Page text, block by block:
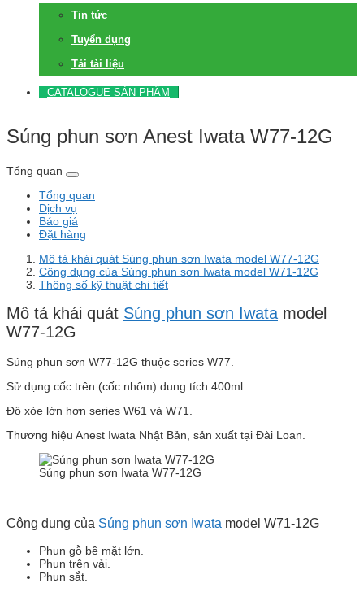
Tin tức
Tuyển dụng
Tải tài liệu
CATALOGUE SẢN PHẨM
Súng phun sơn Anest Iwata W77-12G
Tổng quan
Tổng quan
Dịch vụ
Báo giá
Đặt hàng
Mô tả khái quát Súng phun sơn Iwata model W77-12G
Công dụng của Súng phun sơn Iwata model W71-12G
Thông số kỹ thuật chi tiết
Mô tả khái quát Súng phun sơn Iwatamodel
W77-12G
Súng phun sơn W77-12G thuộc series W77.
Sử dụng cốc trên (cốc nhôm) dung tích 400ml.
Độ xòe lớn hơn series W61 và W71.
Thương hiệu Anest Iwata Nhật Bản, sản xuất tại Đài Loan.
Súng phun sơn Iwata W77-12G
Công dụng của Súng phun sơn Iwata model W71-12G
Phun gỗ bề mặt lớn.
Phun trên vải.
Phun sắt.